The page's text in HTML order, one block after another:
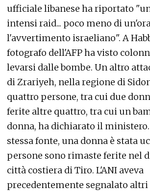
ufficiale libanese ha riportato
intensi raid... poco meno di
l'avvertimento israeliano". A
fotografo dell'AFP ha visto
levarsi dalle bombe. Un altro
di Zrariyeh, nella regione di
quattro persone, tra cui due
ferite altre quattro, tra cui un
donna, ha dichiarato il ministero.
stessa fonte, una donna è stata
persone sono rimaste ferite nel
città costiera di Tiro. L'ANI aveva
precedentemente segnalato altri